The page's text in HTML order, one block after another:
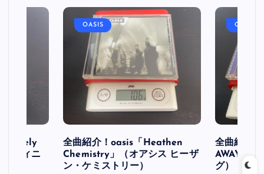
ペ
ー
ジ
送
り
フィニ
OASIS
全曲紹介！oasis「Heathen
Chemistry」（オアシス ヒーザ
ン・ケミストリー）
OASIS
全曲紹介
AWAY」
グ）